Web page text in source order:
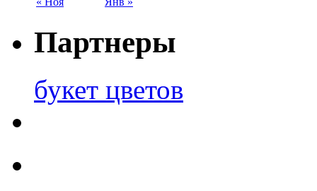
Партнеры
букет цветов